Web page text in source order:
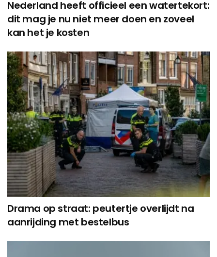
Nederland heeft officieel een watertekort:
dit mag je nu niet meer doen en zoveel
kan het je kosten
Drama op straat: peutertje overlijdt na
aanrijding met bestelbus